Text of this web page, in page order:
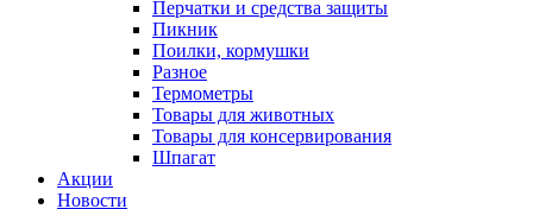
Перчатки и средства защиты
Пикник
Поилки, кормушки
Разное
Термометры
Товары для животных
Товары для консервирования
Шпагат
Акции
Новости